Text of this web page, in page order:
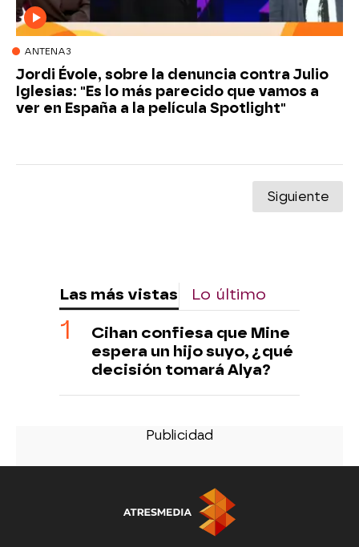
ANTENA3
Jordi Évole, sobre la denuncia contra Julio
Iglesias: "Es lo más parecido que vamos a
ver en España a la película Spotlight"
Siguiente
Las más vistas Lo último
Cihan confiesa que Mine
espera un hijo suyo, ¿qué
decisión tomará Alya?